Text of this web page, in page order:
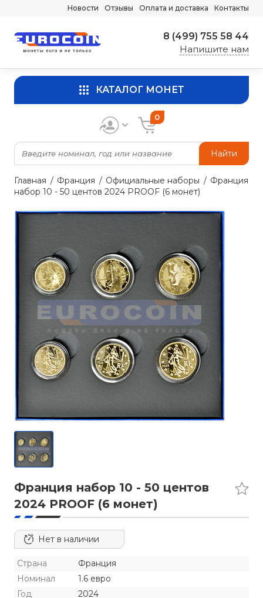
Новости Отзывы Оплата и доставка Контакты
8 (499) 755 58 44
Напишите нам
КАТАЛОГ МОНЕТ
Найти
0
Главная Франция Официальные наборы
Франция
набор 10 - 50 центов 2024 PROOF (6 монет)
Франция набор 10 - 50 центов
2024 PROOF (6 монет)
Нет в наличии
Страна
Франция
Номинал
1.6 евро
Год
2024